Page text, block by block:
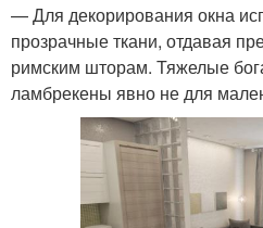
— Для декорирования окна
прозрачные ткани, отдавая
римским шторам. Тяжелые
ламбрекены явно не для